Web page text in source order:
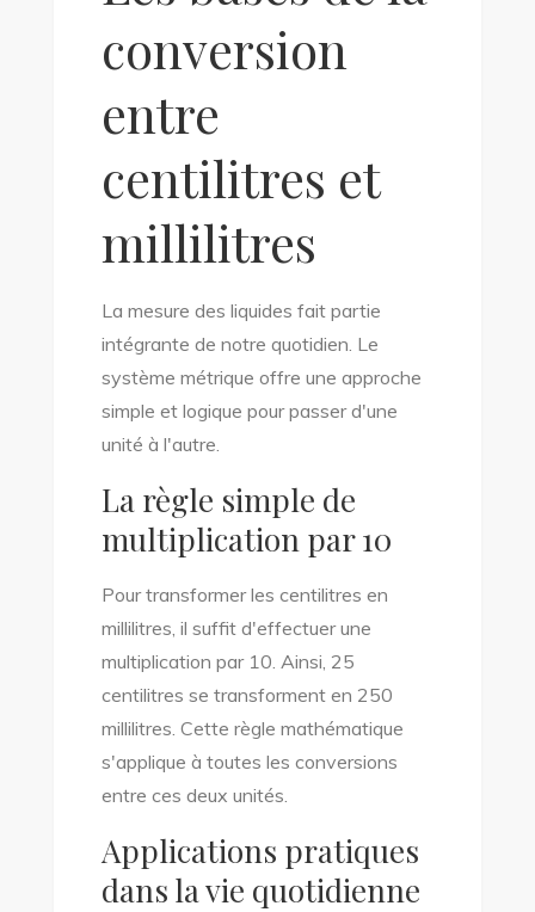
conversion
entre
centilitres et
millilitres
La mesure des liquides fait partie
intégrante de notre quotidien. Le
système métrique offre une approche
simple et logique pour passer d'une
unité à l'autre.
La règle simple de
multiplication par 10
Pour transformer les centilitres en
millilitres, il suffit d'effectuer une
multiplication par 10. Ainsi, 25
centilitres se transforment en 250
millilitres. Cette règle mathématique
s'applique à toutes les conversions
entre ces deux unités.
Applications pratiques
dans la vie quotidienne